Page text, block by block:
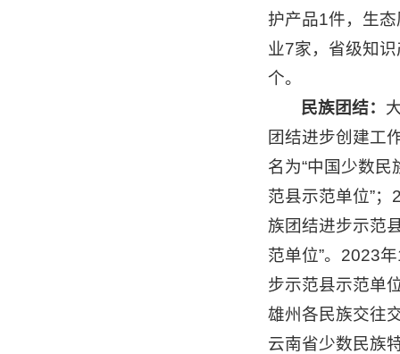
护产品1件，生
业7家，省级知
个。
民族团结：
团结进步创建工
名为“中国少数
范县示范单位”
族团结进步示范
范单位”。2023
步示范县示范单
雄州各民族交往
云南省少数民族